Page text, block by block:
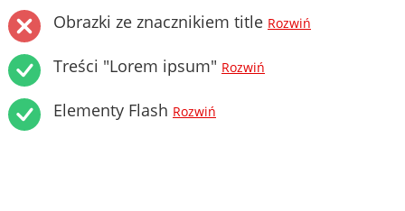
Obrazki ze znacznikiem title Rozwiń
Treści "Lorem ipsum" Rozwiń
Elementy Flash Rozwiń